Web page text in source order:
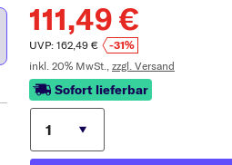
111,49 €
UVP: 162,49 €
-31%
inkl. 20% MwSt., zzgl. Versand
Sofort lieferbar